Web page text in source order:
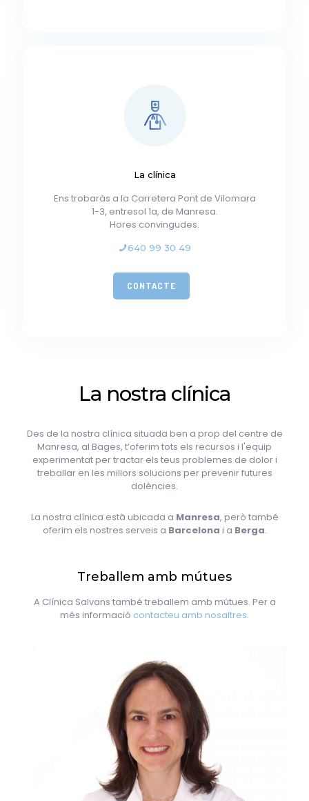
La clínica
Ens trobaràs a la Carretera Pont de Vilomara
1-3, entresol 1a, de Manresa.
Hores convingudes.
640 99 30 49
CONTACTE
La nostra clínica
Des de la nostra clínica situada ben a prop del centre de
Manresa, al Bages, t’oferim tots els recursos i l'equip
experimentat per tractar els teus problemes de dolor i
treballar en les millors solucions per prevenir futures
dolències.
La nostra clínica està ubicada a Manresa, però també
oferim els nostres serveis a Barcelona i a Berga.
Treballem amb mútues
A Clínica Salvans també treballem amb mútues. Per a
més informació contacteu amb nosaltres.